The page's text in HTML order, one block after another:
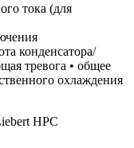
тока (для
конденсатора/
тревога • общее
охлаждения
HPC